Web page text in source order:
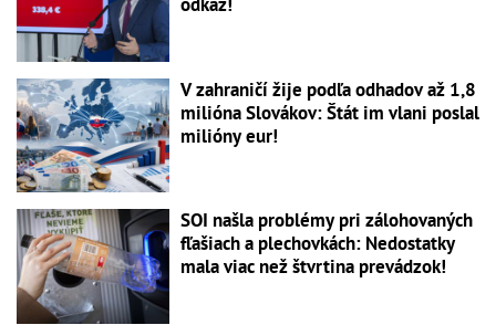
V zahraničí žije podľa odhadov až 1,8
milióna Slovákov: Štát im vlani poslal
milióny eur!
SOI našla problémy pri zálohovaných
fľašiach a plechovkách: Nedostatky
mala viac než štvrtina prevádzok!